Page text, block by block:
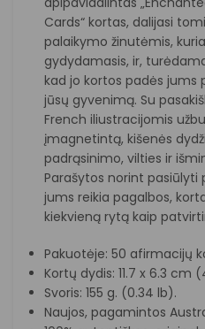
Cards“ kortas, dalijasi
palaikymo žinutėmis,
gydydamasis, ir,
kad jo kortos padės jums
jūsų gyvenimą. Su
French iliustracijomis
įmagnetintą, kišenės
padrąsinimo, vilties ir
Parašytos norint pasiūlyti
jums reikia pagalbos,
kiekvieną rytą kaip
Pakuotėje: 50 afirmacijų
Kortų dydis: 11.7 x 6.3 cm
Svoris: 155 g. (0.34 lb).
Naujos, pagamintos